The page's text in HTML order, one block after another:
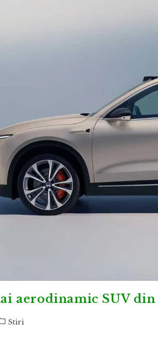
aerodinamic SUV
Stiri